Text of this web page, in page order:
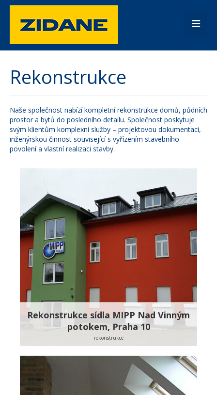
Fasády
Rekonstrukce
Rodinné domy
Kontakt
Rekonstrukce
Naše společnost nabízí kompletní rekonstrukce domů, půdních
prostor a bytů do posledního detailu. Společnost poskytuje
svým klientům komplexní služby – projektovou dokumentaci,
inženýrskou činnost související s vyřízením stavebního
povolení a vlastní realizaci stavby.
Rekonstrukce sídla MIPP Nad Vinným
potokem, Praha 10
rekonstrukce